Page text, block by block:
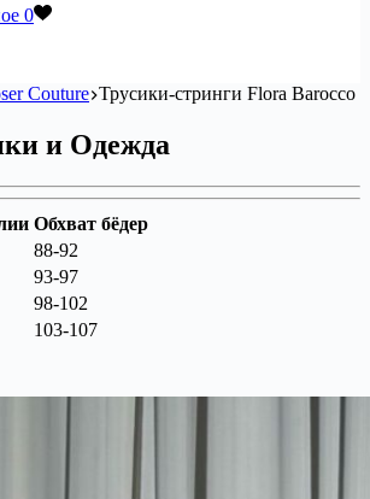
0
Couture Трусики-стринги Flora Barocco
и Одежда
Обхват бёдер
88-92
93-97
98-102
103-107